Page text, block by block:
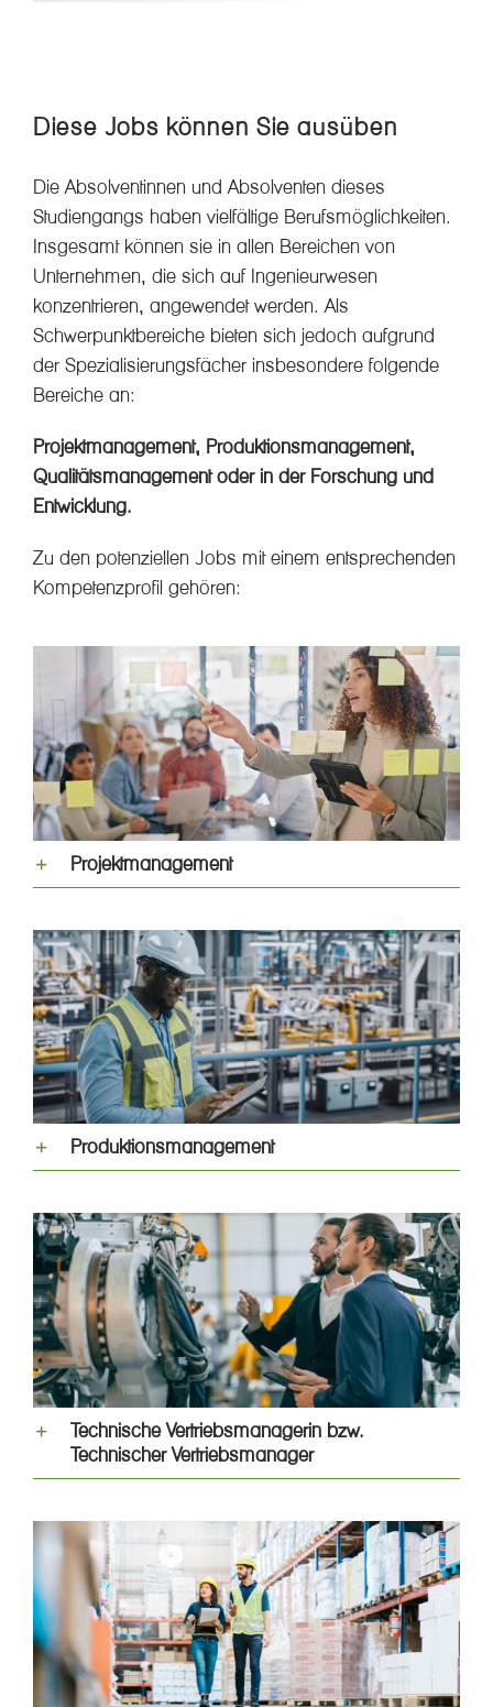
Diese Jobs können Sie ausüben
Die Absolventinnen und Absolventen dieses
Studiengangs haben vielfältige Berufsmöglichkeiten.
Insgesamt können sie in allen Bereichen von
Unternehmen, die sich auf Ingenieurwesen
konzentrieren, angewendet werden. Als
Schwerpunktbereiche bieten sich jedoch aufgrund
der Spezialisierungsfächer insbesondere folgende
Bereiche an:
Projektmanagement, Produktionsmanagement,
Qualitätsmanagement oder in der Forschung und
Entwicklung.
Zu den potenziellen Jobs mit einem entsprechenden
Kompetenzprofil gehören:
Projektmanagement
Produktionsmanagement
Technische Vertriebsmanagerin bzw.
Technischer Vertriebsmanager